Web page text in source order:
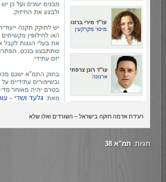
רעידת אדמה חזקה בישראל – השורדים ואלו שלא
תגיות:תמ"א 38